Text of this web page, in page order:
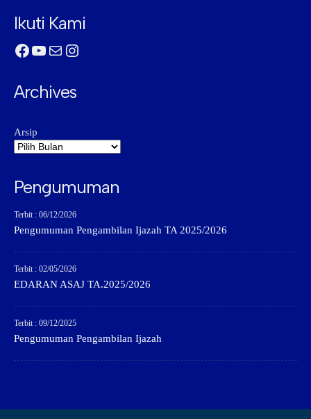
Ikuti Kami
Facebook
YouTube
MailInstagram
Archives
Arsip
Pengumuman
Terbit : 06/12/2026
Pengumuman Pengambilan Ijazah TA 2025/2026
Terbit : 02/05/2026
EDARAN ASAJ TA.2025/2026
Terbit : 09/12/2025
Pengumuman Pengambilan Ijazah